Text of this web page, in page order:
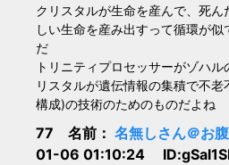
クリスタルが生命を産んで、死
しい生命を産み出すって循環が
だ
トリニティプロセッサーがゾハ
リスタルが遺伝情報の集積で不
構成)の技術のためのものだよね
77 名前： 名無しさん＠お
01-06 01:10:24